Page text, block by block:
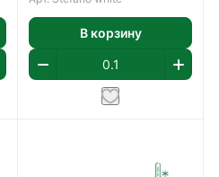
В корзину